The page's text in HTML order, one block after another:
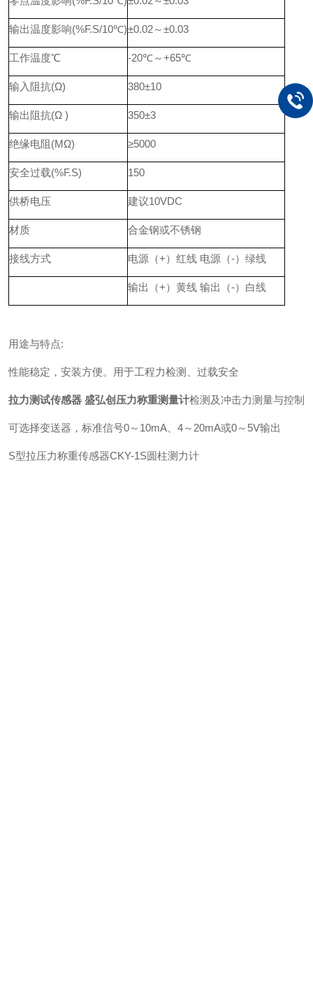
输出温度影响(%F.S/10℃)±0.02～±0.03
工作温度℃ -20℃～+65℃
输入阻抗(Ω) 380±10
输出阻抗(Ω ) 350±3
绝缘电阻(MΩ) ≥5000
安全过载(%F.S) 150
供桥电压 建议10VDC
材质 合金钢或不锈钢
接线方式 电源（+）红线 电源（-）绿线
输出（+）黄线 输出（-）白线
用途与特点:
性能稳定，安装方便。用于工程力检测、过载安全
拉力测试传感器 盛弘创压力称重测量计检测及冲击力测量与控制
可选择变送器，标准信号0～10mA、4～20mA或0～5V输出
S型拉压力称重传感器CKY-1S圆柱测力计